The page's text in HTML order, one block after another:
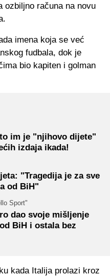
ozbiljno računa na novu
imena koja se već
fudbala, dok je
bio kapiten i golman
im je "njihovo dijete"
izdaja ikada!
"Tragedija je za sve
od BiH"
Sport"
dao svoje mišljenje
BiH i ostala bez
kada Italija prolazi kroz